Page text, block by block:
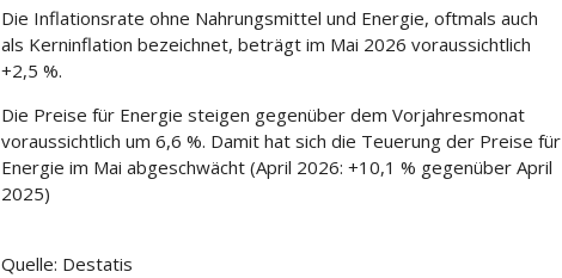
Die Inflationsrate ohne Nahrungsmittel und Energie, oftmals auch
als Kerninflation bezeichnet, beträgt im Mai 2026 voraussichtlich
+2,5 %.
Die Preise für Energie steigen gegenüber dem Vorjahresmonat
voraussichtlich um 6,6 %. Damit hat sich die Teuerung der Preise für
Energie im Mai abgeschwächt (April 2026: +10,1 % gegenüber April
2025)
Quelle: Destatis